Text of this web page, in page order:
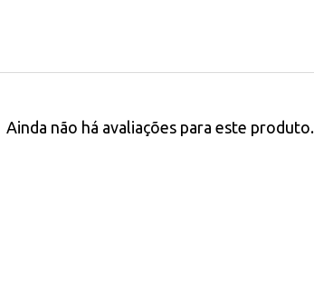
Ainda não há avaliações para este produto.